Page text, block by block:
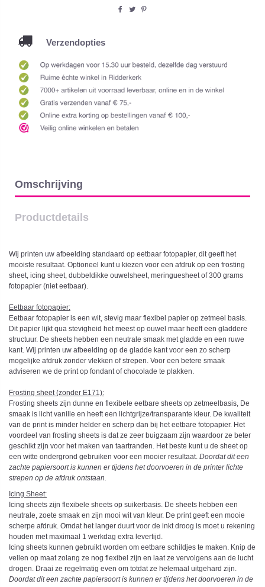
Verzendopties
Omschrijving
Productdetails
Wij printen uw afbeelding standaard op eetbaar fotopapier, dit geeft het
mooiste resultaat. Optioneel kunt u kiezen voor een afdruk op een frosting
sheet, icing sheet, dubbeldikke ouwelsheet, meringuesheet of 300 grams
fotopapier (niet eetbaar).
Eetbaar fotopapier:
Eetbaar fotopapier is een wit, stevig maar flexibel papier op zetmeel basis.
Dit papier lijkt qua stevigheid het meest op ouwel maar heeft een gladdere
structuur. De sheets hebben een neutrale smaak met gladde en een ruwe
kant. Wij printen uw afbeelding op de gladde kant voor een zo scherp
mogelijke afdruk zonder vlekken of strepen. Voor een betere smaak
adviseren we de print op fondant of chocolade te plakken.
Frosting sheet (zonder E171):
Frosting sheets zijn dunne en flexibele eetbare sheets op zetmeelbasis, De
smaak is licht vanille en heeft een lichtgrijze/transparante kleur. De kwaliteit
van de print is minder helder en scherp dan bij het eetbare fotopapier. Het
voordeel van frosting sheets is dat ze zeer buigzaam zijn waardoor ze beter
geschikt zijn voor het maken van taartranden. Het beste kunt u de sheet op
een witte ondergrond gebruiken voor een mooier resultaat. Doordat dit een
zachte papiersoort is kunnen er tijdens het doorvoeren in de printer lichte
strepen op de afdruk ontstaan.
Icing Sheet:
Icing sheets zijn flexibele sheets op suikerbasis. De sheets hebben een
neutrale, zoete smaak en zijn mooi wit van kleur. De print geeft een mooie
scherpe afdruk. Omdat het langer duurt voor de inkt droog is moet u rekening
houden met maximaal 1 werkdag extra levertijd.
Icing sheets kunnen gebruikt worden om eetbare schildjes te maken. Knip de
vellen op maat zolang ze nog flexibel zijn en laat ze vervolgens aan de lucht
drogen. Draai ze regelmatig even om totdat ze helemaal uitgehard zijn.
Doordat dit een zachte papiersoort is kunnen er tijdens het doorvoeren in de